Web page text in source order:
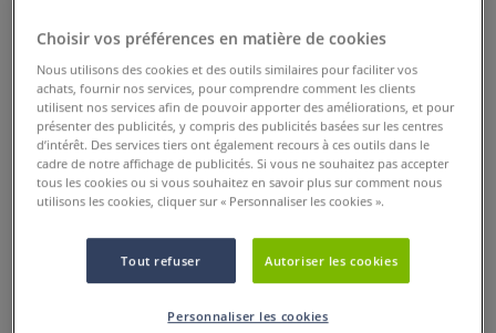
Traceur extra-court mixed media
Select artiste Princeton
Le traceur extra-court mixed media Select artiste Princeton
est idéal pour les détails très fins et bords vifs. Idéal pour le
Choisir vos préférences en matière de cookies
Nous utilisons des cookies et des outils similaires pour faciliter vos
achats, fournir nos services, pour comprendre comment les clients
utilisent nos services afin de pouvoir apporter des améliorations, et pour
présenter des publicités, y compris des publicités basées sur les centres
d’intérêt. Des services tiers ont également recours à ces outils dans le
cadre de notre affichage de publicités. Si vous ne souhaitez pas accepter
tous les cookies ou si vous souhaitez en savoir plus sur comment nous
utilisons les cookies, cliquer sur « Personnaliser les cookies ».
Tout refuser Autoriser les cookies
Personnaliser les cookies